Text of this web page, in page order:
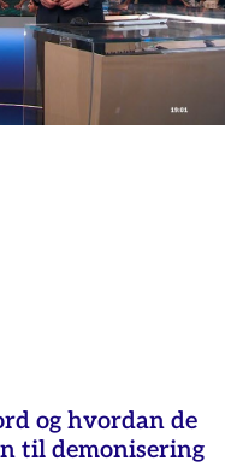
og hvordan de
til demonisering